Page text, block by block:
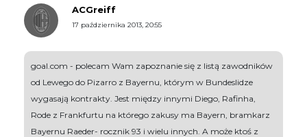
ACGreiff
17 października 2013, 20:55
goal.com - polecam Wam zapoznanie się z listą zawodników
od Lewego do Pizarro z Bayernu, którym w Bundeslidze
wygasają kontrakty. Jest między innymi Diego, Rafinha,
Rode z Frankfurtu na którego zakusy ma Bayern, bramkarz
Bayernu Raeder- rocznik 93 i wielu innych. A może ktoś z